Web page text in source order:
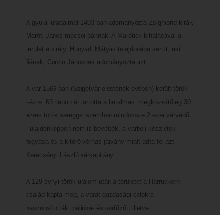
A gyulai uradalmat 1403-ban adományozta Zsigmond király
Maróti János macsói bánnak. A Marótiak kihalásával a
terület a király, Hunyadi Mátyás tulajdonába került, aki
fiának, Corvin Jánosnak adományozta azt.
A vár 1566-ban (Szigetvár elestének évében) került török
kézre, 63 napon át tartotta a hatalmas, megközelítőleg 30
ezres török sereggel szemben mindössze 2 ezer várvédő.
Tulajdonképpen nem is bevették, a várbeli készletek
fogyása és a kitörő vérhas járvány miatt adta fel azt
Kerecsényi László várkapitány.
A 129 évnyi török uralom után a területet a Harruckern
család kapta meg, a várat gazdasági célokra
hasznosították: pálinka- és sörfőzőt, illetve